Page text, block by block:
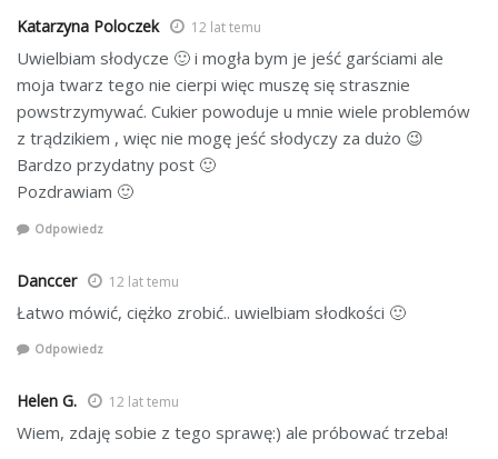
Katarzyna Poloczek 12 lat temu
Uwielbiam słodycze 🙂 i mogła bym je jeść garściami ale
moja twarz tego nie cierpi więc muszę się strasznie
powstrzymywać. Cukier powoduje u mnie wiele problemów
z trądzikiem , więc nie mogę jeść słodyczy za dużo 😉
Bardzo przydatny post 🙂
Pozdrawiam 🙂
Odpowiedz
Danccer 12 lat temu
Łatwo mówić, ciężko zrobić.. uwielbiam słodkości 🙂
Odpowiedz
Helen G. 12 lat temu
Wiem, zdaję sobie z tego sprawę:) ale próbować trzeba!